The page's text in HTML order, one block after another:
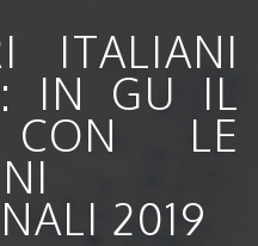
ITALIANI
IN GU IL
CON LE
2019